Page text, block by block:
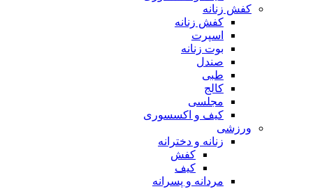
کفش زنانه
کفش زنانه
اسپرت
بوت زنانه
مجلسی
کیف و اکسسوری
ورزشی
زنانه و دخترانه
مردانه و پسرانه